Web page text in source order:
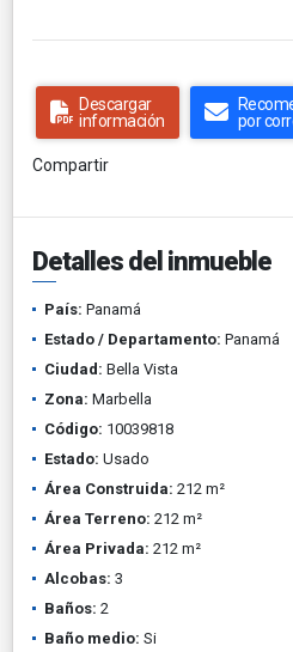
Descargar
información
por
Compartir
Detalles del inmueble
País: Panamá
Estado / Departamento: Panamá
Ciudad: Bella Vista
Zona: Marbella
Código: 10039818
Estado: Usado
Área Construida: 212 m²
Área Terreno: 212 m²
Área Privada: 212 m²
Alcobas: 3
Baños: 2
Baño medio: Si